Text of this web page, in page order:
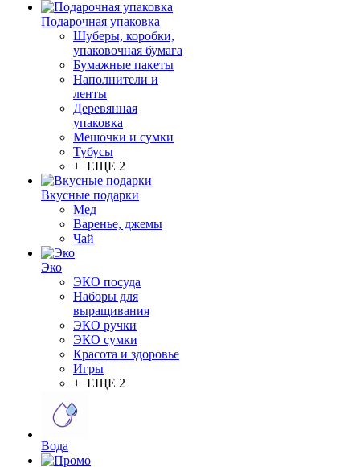
Подарочная упаковка
Шуберы, коробки,
упаковочная бумага
Бумажные пакеты
Наполнители и
ленты
Деревянная
упаковка
Мешочки и сумки
Тубусы
+ ЕЩЕ 2
Вкусные подарки
Мед
Варенье, джемы
Чай
Эко
ЭКО посуда
Наборы для
выращивания
ЭКО ручки
ЭКО сумки
Красота и здоровье
Игры
+ ЕЩЕ 2
Вода